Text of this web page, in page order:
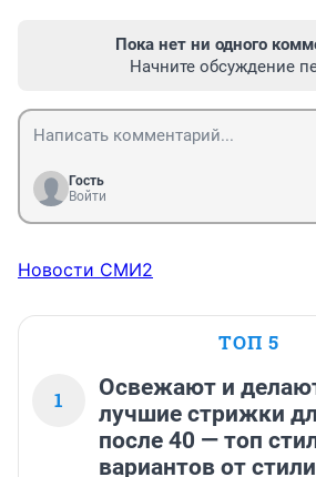
Пока нет ни одного
Начните обсуждение
Гость
Войти
Новости СМИ2
ТОП 5
1
Освежают и
лучшие стрижки
после 40 — топ
вариантов от